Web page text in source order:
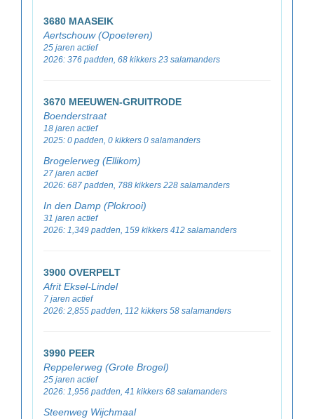
3680 MAASEIK
Aertschouw (Opoeteren)
25 jaren actief
2026: 376 padden, 68 kikkers 23 salamanders
3670 MEEUWEN-GRUITRODE
Boenderstraat
18 jaren actief
2025: 0 padden, 0 kikkers 0 salamanders
Brogelerweg (Ellikom)
27 jaren actief
2026: 687 padden, 788 kikkers 228 salamanders
In den Damp (Plokrooi)
31 jaren actief
2026: 1,349 padden, 159 kikkers 412 salamanders
3900 OVERPELT
Afrit Eksel-Lindel
7 jaren actief
2026: 2,855 padden, 112 kikkers 58 salamanders
3990 PEER
Reppelerweg (Grote Brogel)
25 jaren actief
2026: 1,956 padden, 41 kikkers 68 salamanders
Steenweg Wijchmaal